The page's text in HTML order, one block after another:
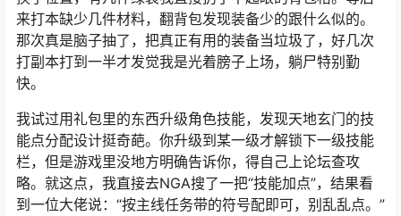
来打本缺少几件材料，翻背包发现装备少的跟什么似的。
那次真是脑子抽了，把真正有用的装备当垃圾了，好几次
打副本打到一半才发觉我是光着膀子上场，躺尸特别勤
快。
我试过用礼包里的东西升级角色技能，发现天地玄门的技
能点分配设计挺奇葩。你升级到某一级才解锁下一级技能
栏，但是游戏里没地方明确告诉你，得自己上论坛查攻
略。就这点，我直接去NGA搜了一把“技能加点”，结果看
到一位大佬说：“按主线任务带的符号配即可，别乱乱点。”